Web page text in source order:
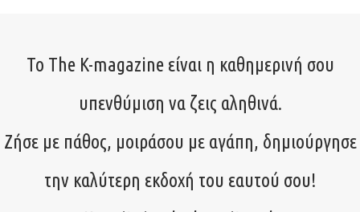
Το The K-magazine είναι η καθημερινή σου
υπενθύμιση να ζεις αληθινά.
Ζήσε με πάθος, μοιράσου με αγάπη, δημιούργησε
την καλύτερη εκδοχή του εαυτού σου!